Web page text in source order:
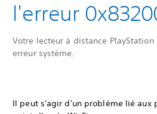
l'erreur
Votre lecteur à distance
erreur système.
Il peut s'agir d'un problème lié aux